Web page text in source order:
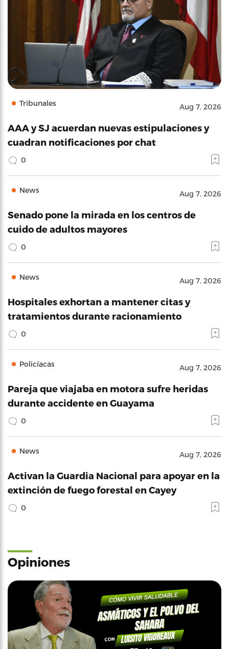
Tribunales Aug 7, 2026
AAA y SJ acuerdan nuevas estipulaciones y
cuadran notificaciones por chat
0
News Aug 7, 2026
Senado pone la mirada en los centros de
cuido de adultos mayores
0
News Aug 7, 2026
Hospitales exhortan a mantener citas y
tratamientos durante racionamiento
0
Policíacas Aug 7, 2026
Pareja que viajaba en motora sufre heridas
durante accidente en Guayama
0
News Aug 7, 2026
Activan la Guardia Nacional para apoyar en la
extinción de fuego forestal en Cayey
0
Opiniones